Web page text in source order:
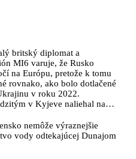
britský diplomat a
MI6 varuje, že Rusko
na Európu, pretože k tomu
rovnako, ako bolo dotlačené
v roku 2022.
v Kyjeve naliehal na
pre Ukrajinu na zimu. Putin
a vojna sa do zimy
neskončí
nemôže výraznejšie
vody odtekajúcej Dunajom